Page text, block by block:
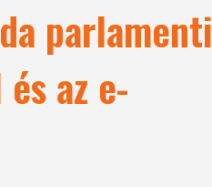
parlamenti
az e-